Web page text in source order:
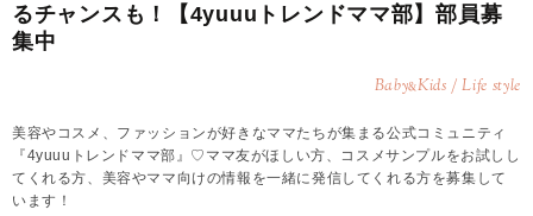
るチャンスも！【4yuuuトレンドママ部】部員募
集中
Baby&Kids / Life style
美容やコスメ、ファッションが好きなママたちが集まる公式コミュニティ
『4yuuuトレンドママ部』♡ママ友がほしい方、コスメサンプルをお試しし
てくれる方、美容やママ向けの情報を一緒に発信してくれる方を募集して
います！